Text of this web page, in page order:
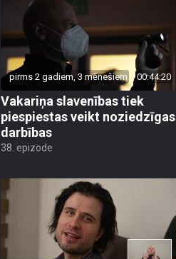
pirms 2 gadiem, 3 mēnešiem 00:44:20
Vakariņa slavenības tiek
piespiestas veikt noziedzīgas
darbības
38. epizode